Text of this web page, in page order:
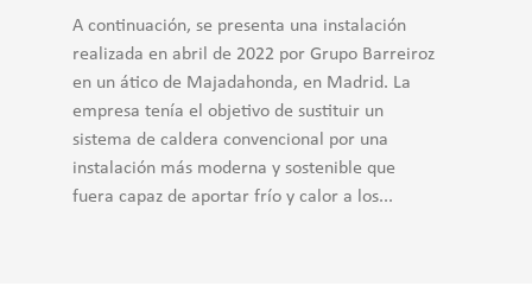
A continuación, se presenta una instalación
realizada en abril de 2022 por Grupo Barreiroz
en un ático de Majadahonda, en Madrid. La
empresa tenía el objetivo de sustituir un
sistema de caldera convencional por una
instalación más moderna y sostenible que
fuera capaz de aportar frío y calor a los...